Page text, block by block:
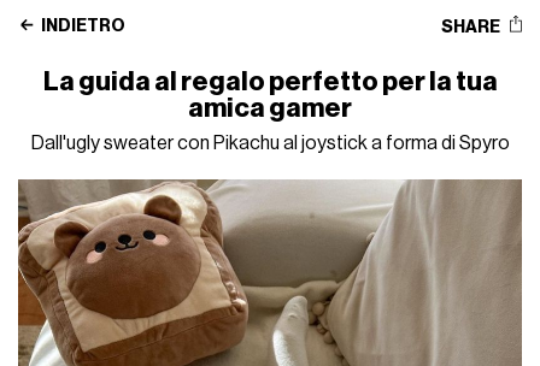
INDIETRO SHARE
La guida al regalo perfetto per la tua
amica gamer
Dall'ugly sweater con Pikachu al joystick a forma di Spyro